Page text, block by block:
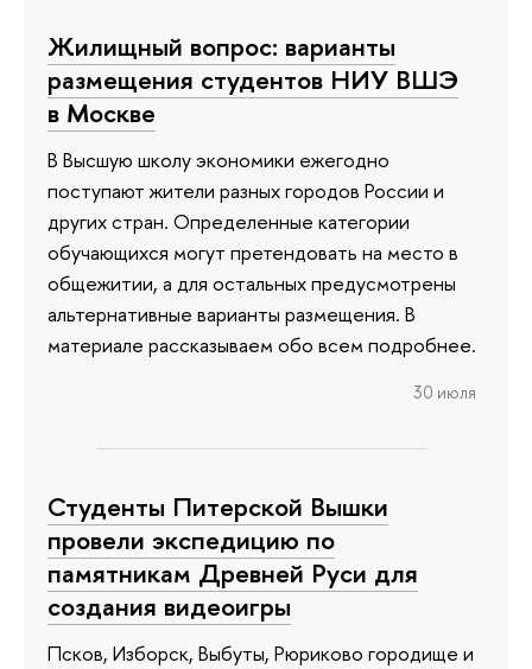
Жилищный вопрос: варианты
размещения студентов НИУ ВШЭ
в Москве
В Высшую школу экономики ежегодно
поступают жители разных городов России и
других стран. Определенные категории
обучающихся могут претендовать на место в
общежитии, а для остальных предусмотрены
альтернативные варианты размещения. В
материале рассказываем обо всем подробнее.
30 июля
Студенты Питерской Вышки
провели экспедицию по
памятникам Древней Руси для
создания видеоигры
Псков, Изборск, Выбуты, Рюриково городище и